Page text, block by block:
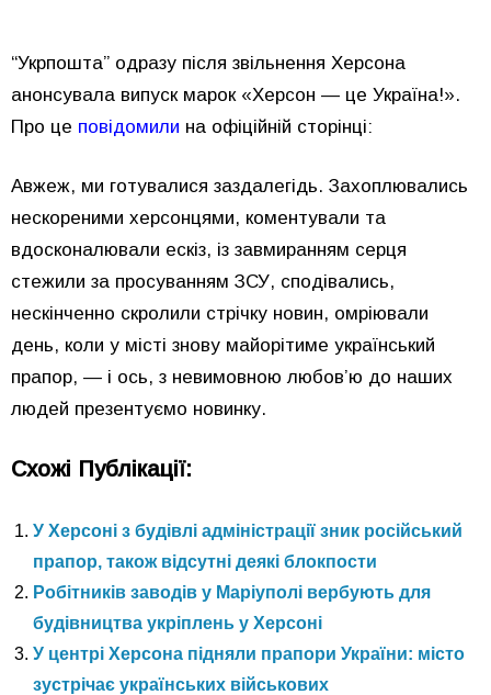
“Укрпошта” одразу після звільнення Херсона
анонсувала випуск марок «Херсон — це Україна!».
Про це повідомили на офіційній сторінці:
Авжеж, ми готувалися заздалегідь. Захоплювались
нескореними херсонцями, коментували та
вдосконалювали ескіз, із завмиранням серця
стежили за просуванням ЗСУ, сподівались,
нескінченно скролили стрічку новин, омріювали
день, коли у місті знову майорітиме український
прапор, — і ось, з невимовною любов’ю до наших
людей презентуємо новинку.
Схожі Публікації:
У Херсоні з будівлі адміністрації зник російський
прапор, також відсутні деякі блокпости
Робітників заводів у Маріуполі вербують для
будівництва укріплень у Херсоні
У центрі Херсона підняли прапори України: місто
зустрічає українських військових